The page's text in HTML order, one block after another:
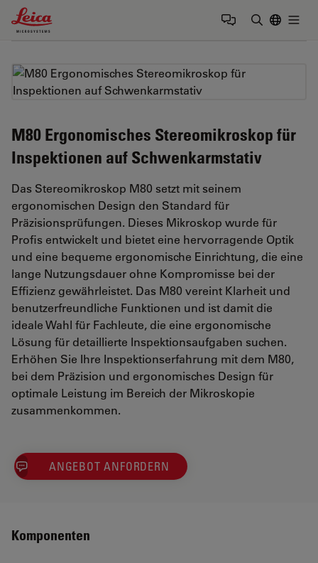
Leica Microsystems Logo
M80 Ergonomisches Stereomikroskop für
Inspektionen auf Schwenkarmstativ
Das Stereomikroskop M80 setzt mit seinem
ergonomischen Design den Standard für
Präzisionsprüfungen. Dieses Mikroskop wurde für
Profis entwickelt und bietet eine hervorragende Optik
und eine bequeme ergonomische Einrichtung, die eine
lange Nutzungsdauer ohne Kompromisse bei der
Effizienz gewährleistet. Das M80 vereint Klarheit und
benutzerfreundliche Funktionen und ist damit die
ideale Wahl für Fachleute, die eine ergonomische
Lösung für detaillierte Inspektionsaufgaben suchen.
Erhöhen Sie Ihre Inspektionserfahrung mit dem M80,
bei dem Präzision und ergonomisches Design für
optimale Leistung im Bereich der Mikroskopie
zusammenkommen.
ANGEBOT ANFORDERN
Komponenten